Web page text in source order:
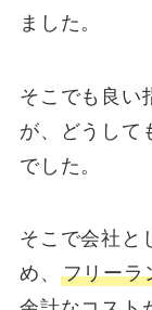
ました。
そこでも良い
が、どうして
でした。
そこで会社と
め、 フリーラ